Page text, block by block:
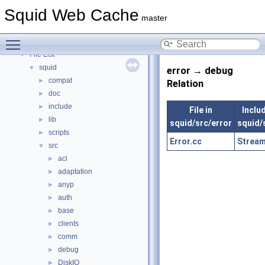
Squid Web Cache master
► Namespaces
▼
▼ File List
▼ squid
► compat
► doc
► include
► lib
► scripts
▼ src
► acl
► adaptation
► anyp
► auth
► base
► clients
► comm
► debug
► DiskIO
error → debug
Relation
File in
squid/src/error
squid/
Error.cc